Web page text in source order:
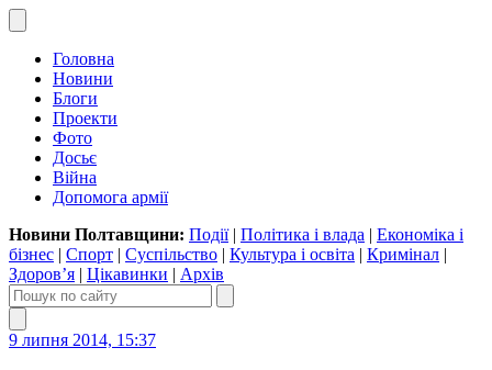
Головна
Новини
Блоги
Проекти
Фото
Досьє
Війна
Допомога армії
Новини Полтавщини: Події| Політика і влада | Економіка і
бізнес | Спорт | Суспільство | Культура і освіта | Кримінал |
Здоров’я | Цікавинки | Архів
9 липня 2014, 15:37